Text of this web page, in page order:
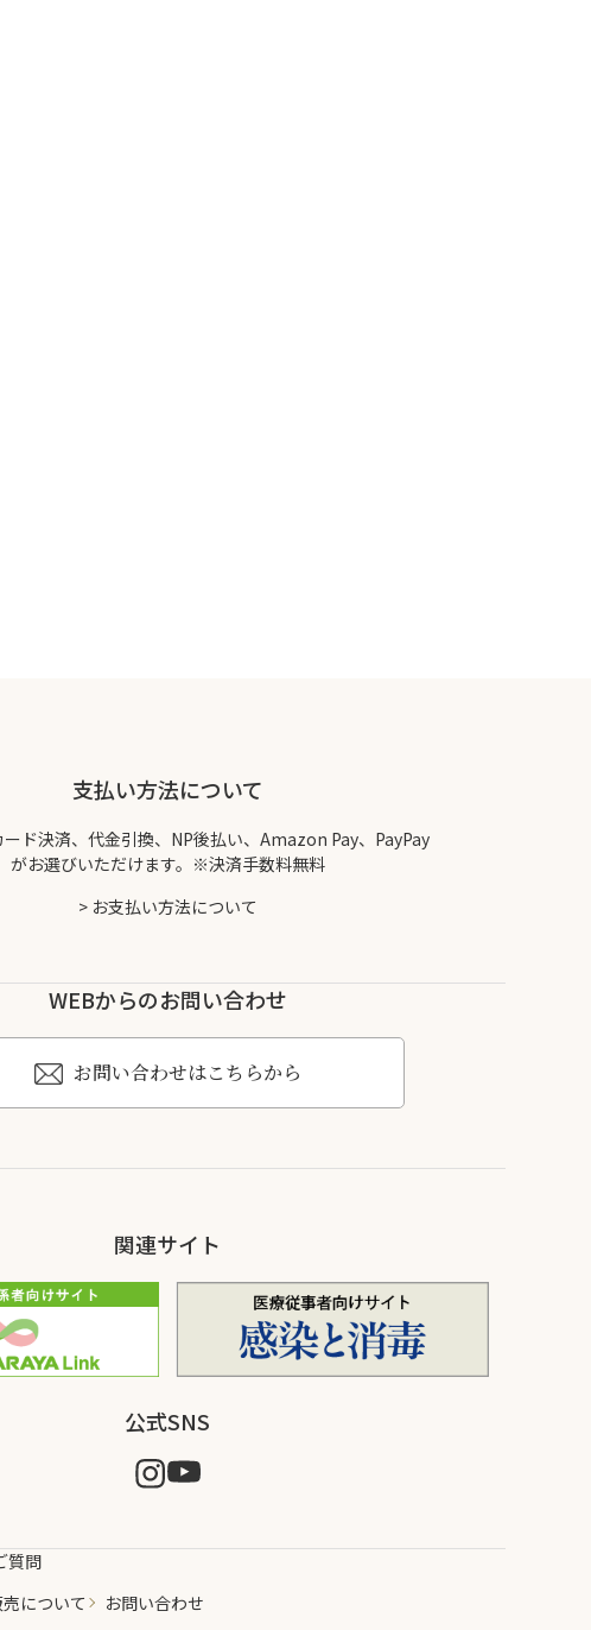
支払い方法について
ド決済、代金引換、NP後払い、Amazon Pay、PayPay
がお選びいただけます。※決済手数料無料
> お支払い方法について
WEBからのお問い合わせ
お問い合わせはこちらから
関連サイト
公式SNS
質問
について お問い合わせ